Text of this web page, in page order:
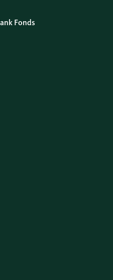
Fonds